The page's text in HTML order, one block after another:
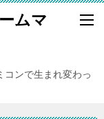
ムマ
コンで生まれ変わっ